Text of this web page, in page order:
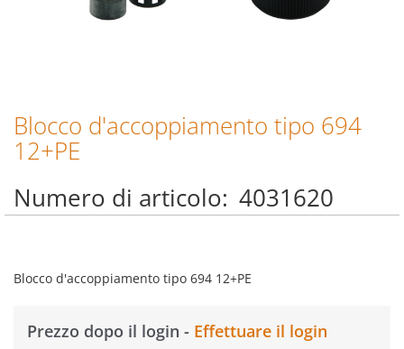
Vai
all'inizio
della
di
immagini
Blocco d'accoppiamento tipo 694
12+PE
Numero di articolo 4031620
Blocco d'accoppiamento tipo 694 12+PE
Prezzo dopo il login - Effettuare il login